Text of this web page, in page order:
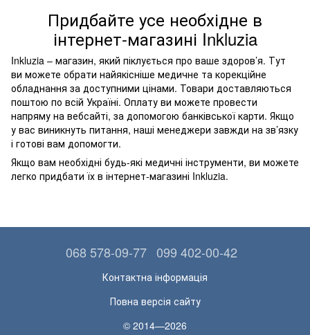
Придбайте усе необхідне в
інтернет-магазині Inkluzia
Inkluzia – магазин, який піклується про ваше здоров’я. Тут
ви можете обрати найякісніше медичне та корекційне
обладнання за доступними цінами. Товари доставляються
поштою по всій Україні. Оплату ви можете провести
напряму на вебсайті, за допомогою банківської карти. Якщо
у вас виникнуть питання, наші менеджери завжди на зв’язку
і готові вам допомогти.
Якщо вам необхідні будь-які медичні інструменти, ви можете
легко придбати їх в інтернет-магазині Inkluzia.
068 578-09-77 099 402-00-42
Контактна інформація
Повна версія сайту
© 2014—2026